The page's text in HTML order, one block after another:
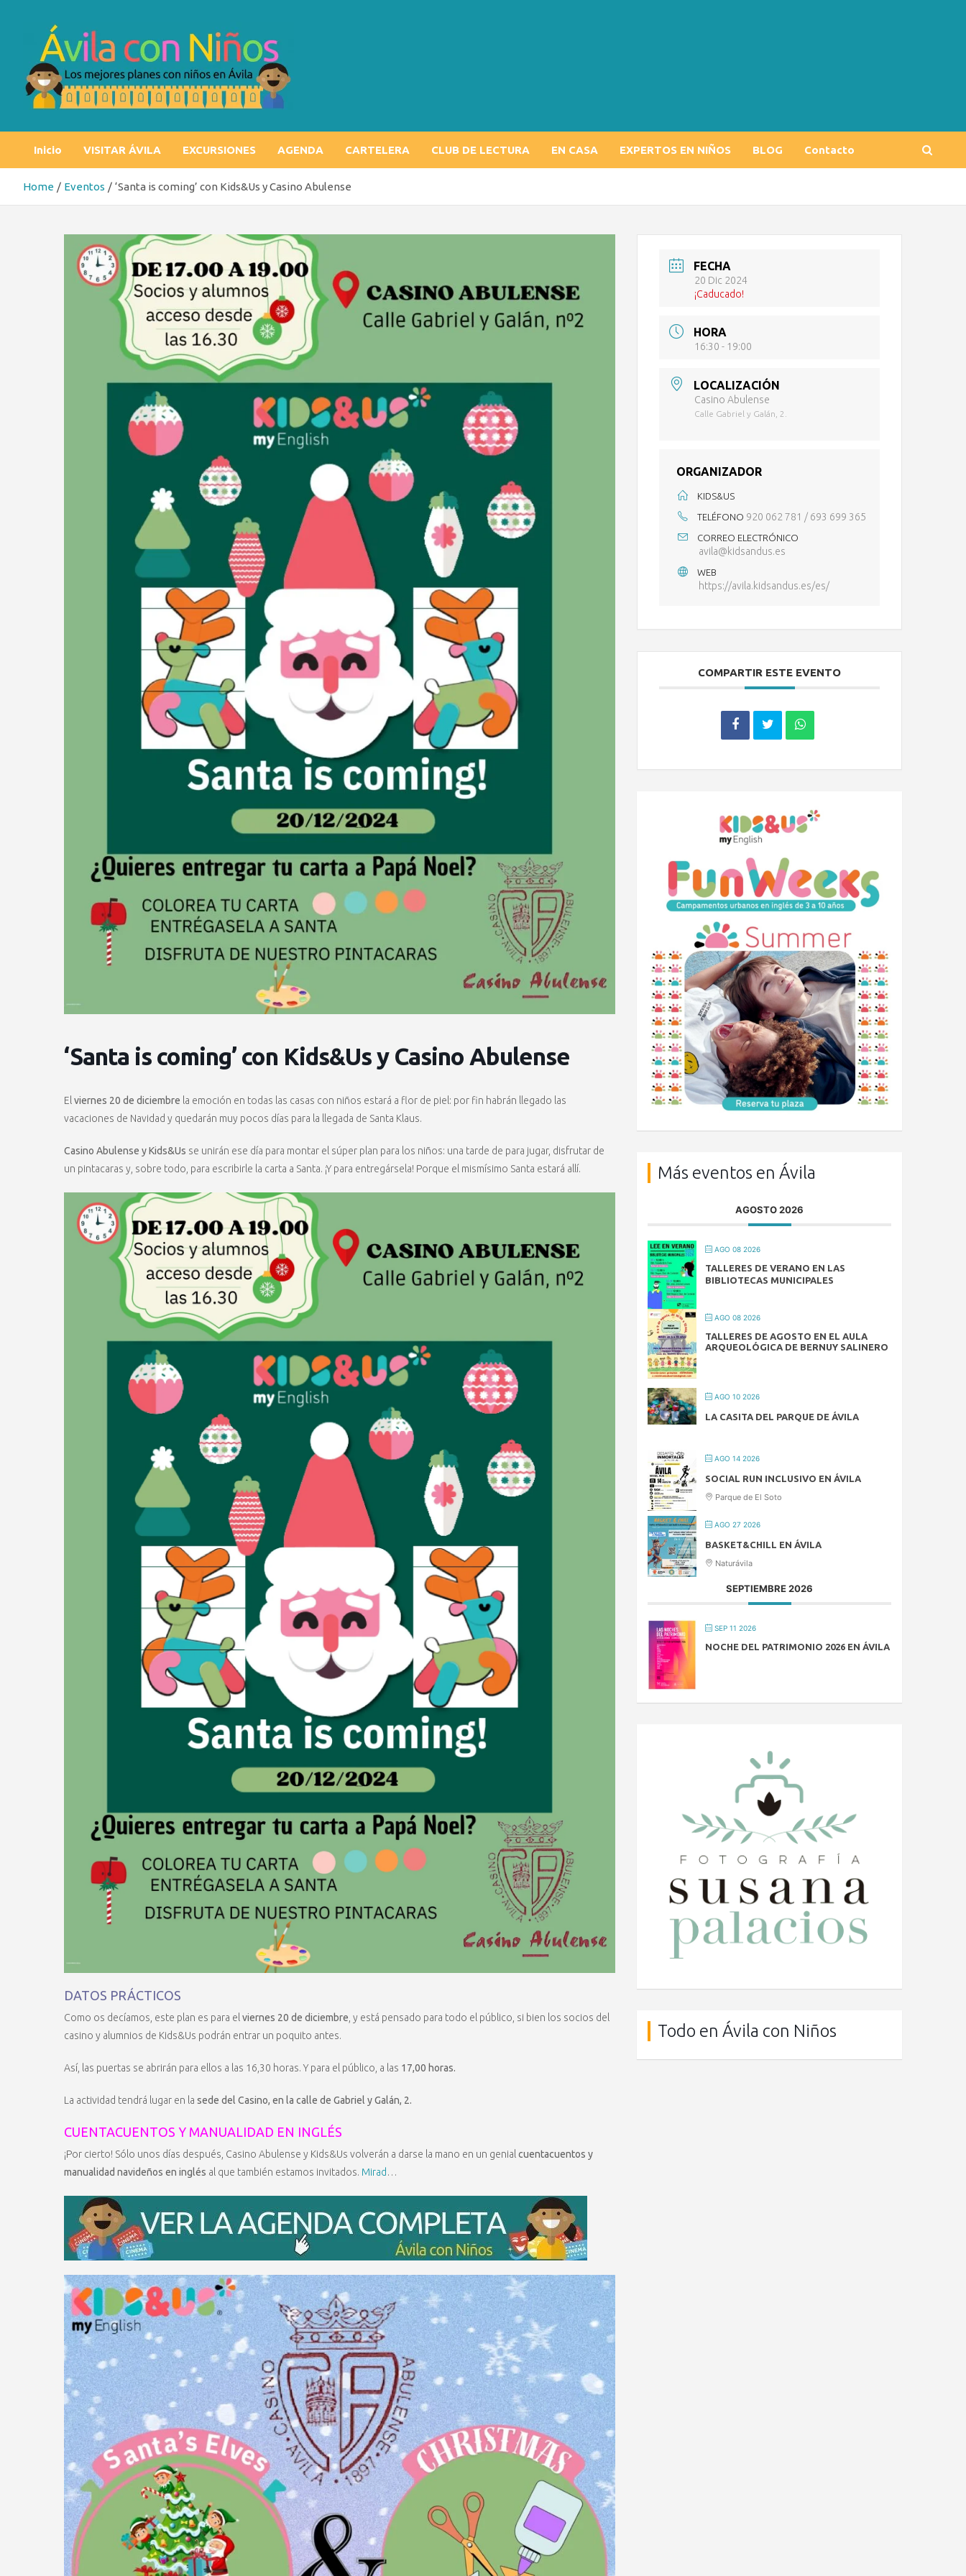
Inicio VISITAR ÁVILA EXCURSIONES AGENDA CARTELERA CLUB DE LECTURA EN CASA EXPERTOS EN NIÑOS BLOG Contacto
Home Eventos ‘Santa is coming’ con Kids&Us y Casino Abulense
‘Santa is coming’ con Kids&Us y Casino Abulense
Elviernes 20 de diciembre la emoción en todas las casas con niños estará a flor de piel: por fin habrán llegado las
vacaciones de Navidad y quedarán muy pocos días para la llegada de Santa Klaus.
Casino Abulense y Kids&Us se unirán ese día para montar el súper plan para los niños: una tarde de para jugar, disfrutar de
un pintacaras y, sobre todo, para escribirle la carta a Santa. ¡Y para entregársela! Porque el mismísimo Santa estará allí.
DATOS PRÁCTICOS
Como os decíamos, este plan es para el viernes 20 de diciembre , y está pensado para todo el público, si bien los socios del
casino y alumnios de Kids&Us podrán entrar un poquito antes.
Así, las puertas se abrirán para ellos a las 16,30 horas. Y para el público, a las 17,00 horas.
La actividad tendrá lugar en la sede del Casino, en la calle de Gabriel y Galán, 2.
CUENTACUENTOS Y MANUALIDAD EN INGLÉS
¡Por cierto! Sólo unos días después, Casino Abulense y Kids&Us volverán a darse la mano en un genial cuentacuentos y
manualidad navideños en inglés al que también estamos invitados. Mirad …
FECHA
20 Dic 2024
¡Caducado!
HORA
16:30 - 19:00
LOCALIZACIÓN
Casino Abulense
Calle Gabriel y Galán, 2.
ORGANIZADOR
KIDS&US
TELÉFONO 920 062 781 / 693 699 365
CORREO ELECTRÓNICO
avila@kidsandus.es
WEB
https://avila.kidsandus.es/es/
COMPARTIR ESTE EVENTO
Más eventos en Ávila
AGOSTO 2026
AGO 08 2026
TALLERES DE VERANO EN LAS
BIBLIOTECAS MUNICIPALES
AGO 08 2026
TALLERES DE AGOSTO EN EL AULA
ARQUEOLÓGICA DE BERNUY SALINERO
AGO 10 2026
LA CASITA DEL PARQUE DE ÁVILA
AGO 14 2026
SOCIAL RUN INCLUSIVO EN ÁVILA
Parque de El Soto
AGO 27 2026
BASKET&CHILL EN ÁVILA
Naturávila
SEPTIEMBRE 2026
SEP 11 2026
NOCHE DEL PATRIMONIO 2026 EN ÁVILA
Todo en Ávila con Niños